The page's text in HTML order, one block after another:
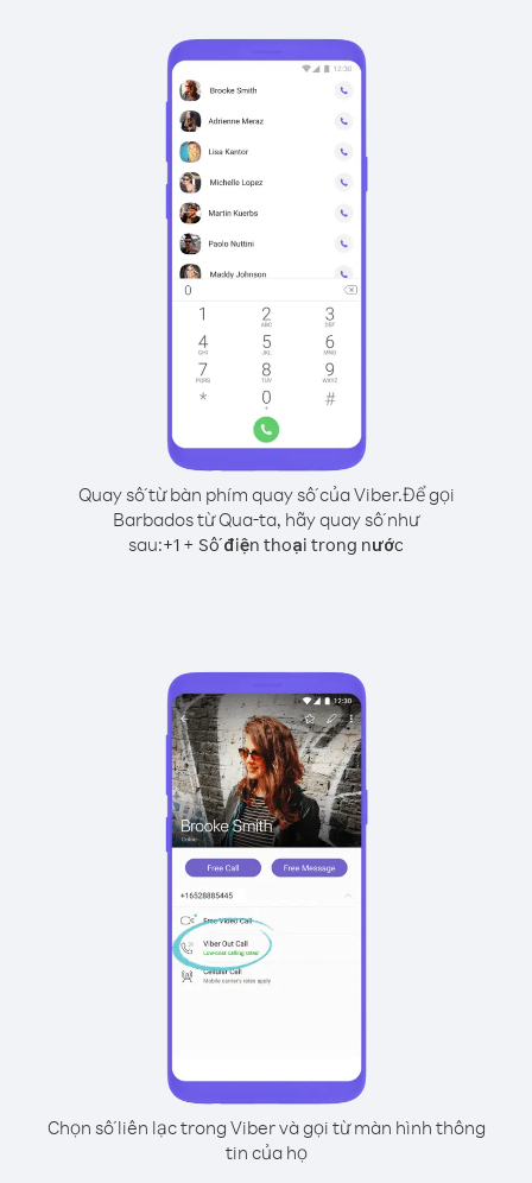
Quay số từ bàn phím quay số của Viber.Để gọi
Barbados từ Qua-ta, hãy quay số như
sau:+1 + Số điện thoại trong nước
Chọn số liên lạc trong Viber và gọi từ màn hình thông
tin của họ